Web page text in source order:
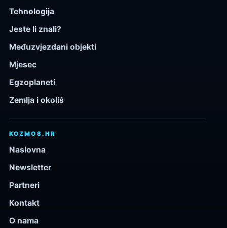
Tehnologija
Jeste li znali?
Međuzvjezdani objekti
Mjesec
Egzoplaneti
Zemlja i okoliš
KOZMOS.HR
Naslovna
Newsletter
Partneri
Kontakt
O nama